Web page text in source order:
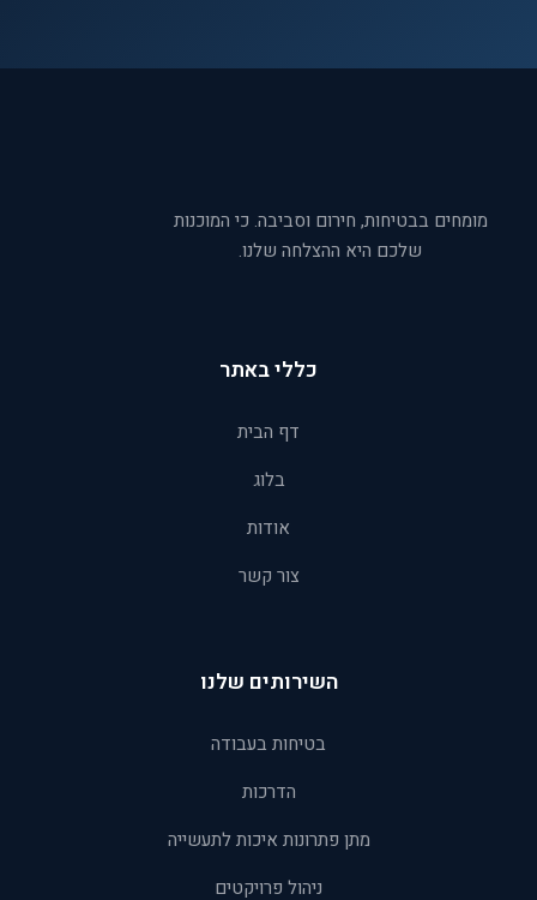
מומחים בבטיחות, חירום וסביבה. כי המוכנות
שלכם היא ההצלחה שלנו.
כללי באתר
דף הבית
בלוג
אודות
צור קשר
השירותים שלנו
בטיחות בעבודה
הדרכות
מתן פתרונות איכות לתעשייה
ניהול פרויקטים